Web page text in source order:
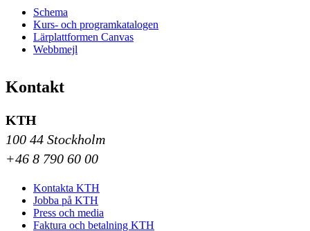
Schema
Kurs- och programkatalogen
Lärplattformen Canvas
Webbmejl
Kontakt
KTH
100 44 Stockholm
+46 8 790 60 00
Kontakta KTH
Jobba på KTH
Press och media
Faktura och betalning KTH